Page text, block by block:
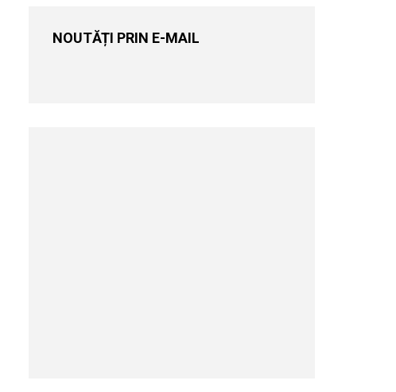
NOUTĂȚI PRIN E-MAIL